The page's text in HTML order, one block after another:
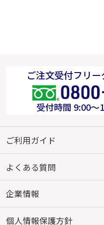
ご注文受付フリ
受付時間 9:00～
ご利用ガイド
よくある質問
企業情報
個人情報保護方針